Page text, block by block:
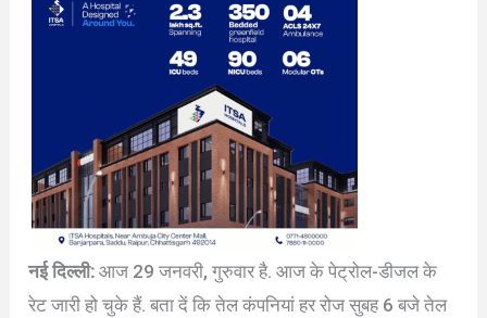
नई दिल्ली:आज 29 जनवरी, गुरुवार है. आज के पेट्रोल-डीजल के
रेट जारी हो चुके हैं. बता दें कि तेल कंपनियां हर रोज सुबह 6 बजे तेल